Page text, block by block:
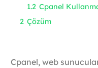
1.2 Cpanel
2 Çözüm
Cpanel, web